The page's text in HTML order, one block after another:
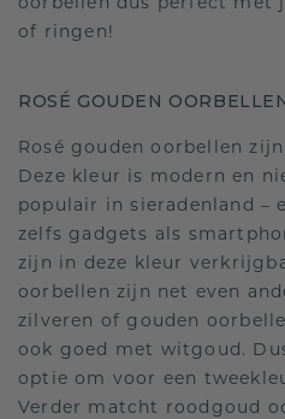
oorbellen dus perfect met
of ringen!
ROSÉ GOUDEN
Rosé gouden oorbellen
Deze kleur is modern en
populair in sieradenland –
zelfs gadgets als
zijn in deze kleur
oorbellen zijn net even
zilveren of gouden
ook goed met witgoud.
optie om voor een
Verder matcht roodgoud